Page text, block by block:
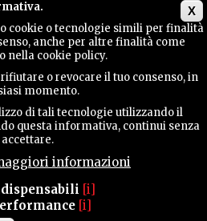
X
cookie o tecnologie simili per finalità
anche per altre finalità come
nella cookie policy.
o revocare il tuo consenso, in
momento.
di tali tecnologie utilizzando il
questa informativa, continui senza
accettare.
informazioni
[i]
[i]